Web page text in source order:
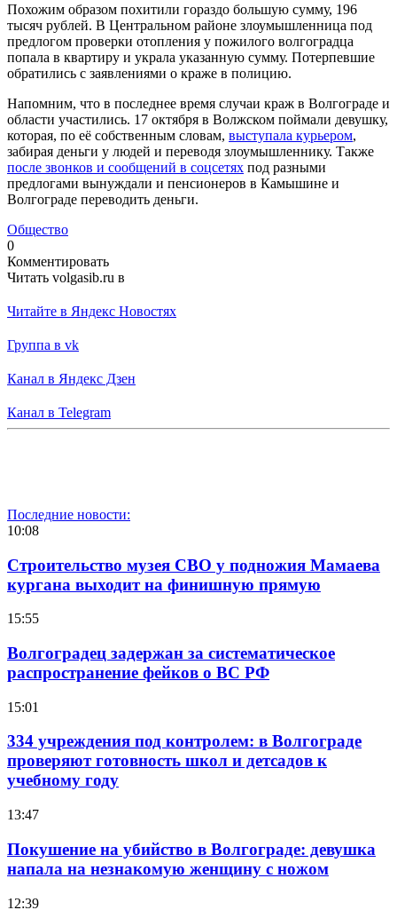
Похожим образом похитили гораздо большую сумму, 196
тысяч рублей. В Центральном районе злоумышленница под
предлогом проверки отопления у пожилого волгоградца
попала в квартиру и украла указанную сумму. Потерпевшие
обратились с заявлениями о краже в полицию.
Напомним, что в последнее время случаи краж в Волгограде и
области участились. 17 октября в Волжском поймали девушку,
которая, по её собственным словам, выступала курьером,
забирая деньги у людей и переводя злоумышленнику. Также
после звонков и сообщений в соцсетях под разными
предлогами вынуждали и пенсионеров в Камышине и
Волгограде переводить деньги.
Общество
0
Комментировать
Читать volgasib.ru в
Читайте в Яндекс Новостях
Группа в vk
Канал в Яндекс Дзен
Канал в Telegram
Последние новости:
10:08
Строительство музея СВО у подножия Мамаева
кургана выходит на финишную прямую
15:55
Волгоградец задержан за систематическое
распространение фейков о ВС РФ
15:01
334 учреждения под контролем: в Волгограде
проверяют готовность школ и детсадов к
учебному году
13:47
Покушение на убийство в Волгограде: девушка
напала на незнакомую женщину с ножом
12:39